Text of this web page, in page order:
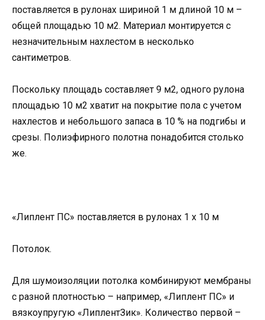
поставляется в рулонах шириной 1 м длиной 10 м –
общей площадью 10 м2. Материал монтируется с
незначительным нахлестом в несколько
сантиметров.
Поскольку площадь составляет 9 м2, одного рулона
площадью 10 м2 хватит на покрытие пола с учетом
нахлестов и небольшого запаса в 10 % на подгибы и
срезы. Полиэфирного полотна понадобится столько
же.
«Липлент ПС» поставляется в рулонах 1 х 10 м
Потолок.
Для шумоизоляции потолка комбинируют мембраны
с разной плотностью – например, «Липлент ПС» и
вязкоупругую «ЛиплентЗик». Количество первой –